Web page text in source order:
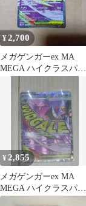
¥2,700
メガゲンガーex MA
MEGA ハイクラスパッ
¥ 2,855
メガゲンガーex MA
MEGA ハイクラスパッ
ク MEGAドリームex キ